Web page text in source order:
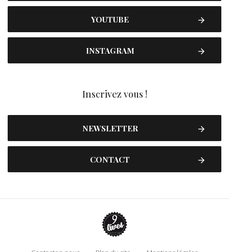
YOUTUBE
INSTAGRAM
Inscrivez vous !
NEWSLETTER
CONTACT